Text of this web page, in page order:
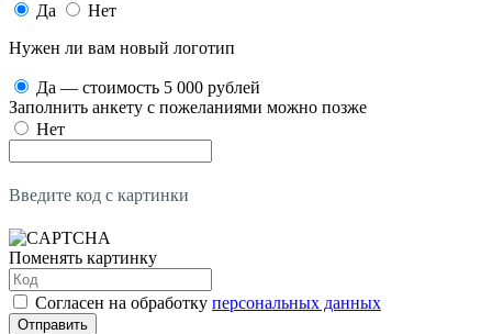
Да
Нет
Нужен ли вам новый логотип
Да — стоимость 5 000 рублей
Заполнить анкету с пожеланиями можно позже
Нет
Введите код с картинки
Поменять картинку
Согласен на обработку персональных данных
Отправить